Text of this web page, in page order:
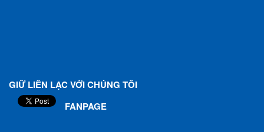
GIỮ LIÊN LẠC VỚI CHÚNG TÔI
FANPAGE